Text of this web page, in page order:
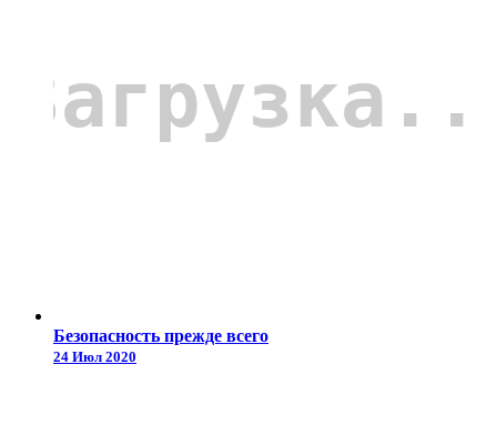
Безопасность прежде всего
24 Июл 2020